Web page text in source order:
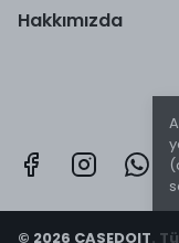
Hakkımızda
© 2026 CASEDOIT.